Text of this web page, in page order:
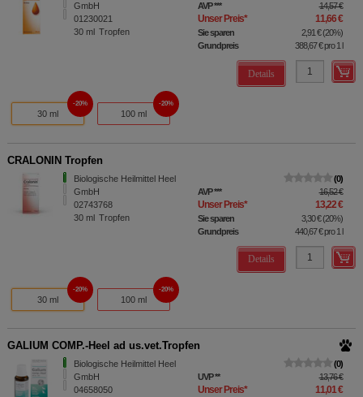
GmbH
01230021
30 ml Tropfen
AVP*** 14,57 €
Unser Preis* 11,66 €
Sie sparen 2,91 €(20%)
Grundpreis
388,67 €pro 1 l
Details
30 ml
20%
100 ml
20%
CRALONIN Tropfen
Biologische Heilmittel Heel
GmbH
02743768
30 ml Tropfen
0
AVP*** 16,52 €
Unser Preis* 13,22 €
Sie sparen 3,30 €(20%)
Grundpreis
440,67 €pro 1 l
Details
30 ml
20%
100 ml
20%
GALIUM COMP.-Heel ad us.vet.Tropfen
Biologische Heilmittel Heel
GmbH
04658050
0
UVP** 13,76 €
Unser Preis* 11,01 €